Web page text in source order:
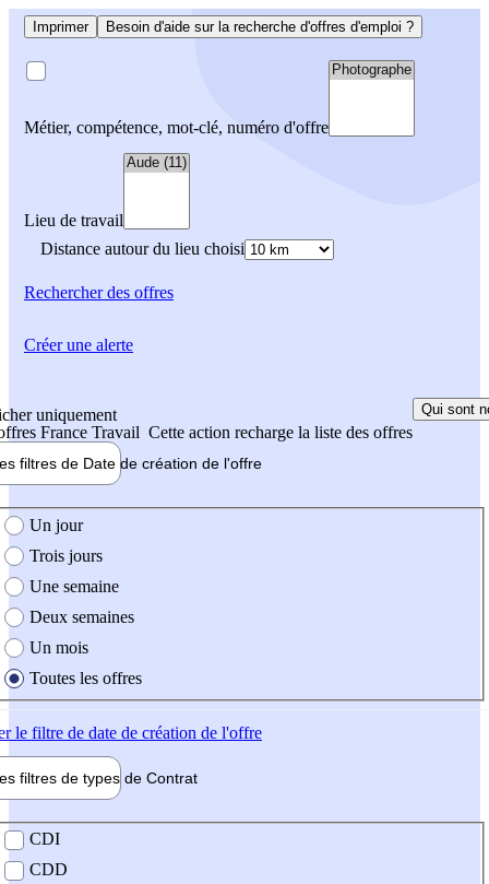
Imprimer Besoin d'aide sur la recherche d'offres d'emploi ?
Métier, compétence, mot-clé, numéro d'offre
Lieu de travail
Distance autour du lieu choisi
Rechercherdes offres
uniquement
France Travail Cette action recharge la liste des offres
Qui sont
filtres de Date de création de l'offre
création de l'offre
Un jour
Trois jours
Une semaine
Deux semaines
Un mois
Toutes les offres
le filtre de date de création de l'offre
filtres de types de Contrat
contrat
CDI
CDD
Créer une alerte